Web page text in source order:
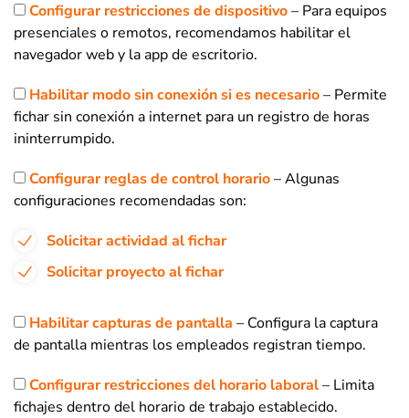
Configurar restricciones de dispositivo– Para equipos
presenciales o remotos, recomendamos habilitar el
navegador web y la app de escritorio.
Habilitar modo sin conexión si es necesario– Permite
fichar sin conexión a internet para un registro de horas
ininterrumpido.
Configurar reglas de control horario– Algunas
configuraciones recomendadas son:
Solicitar actividad al fichar
Solicitar proyecto al fichar
Habilitar capturas de pantalla – Configura la captura
de pantalla mientras los empleados registran tiempo.
Configurar restricciones del horario laboral– Limita
fichajes dentro del horario de trabajo establecido.